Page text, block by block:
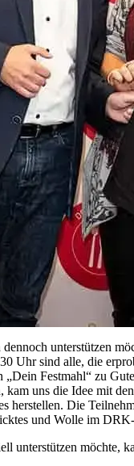
unterstützen
Uhr sind alle, die
„Dein Festmahl“ zu
kam uns die Idee mit
herstellen. Die
und Wolle im
unterstützen möchte,